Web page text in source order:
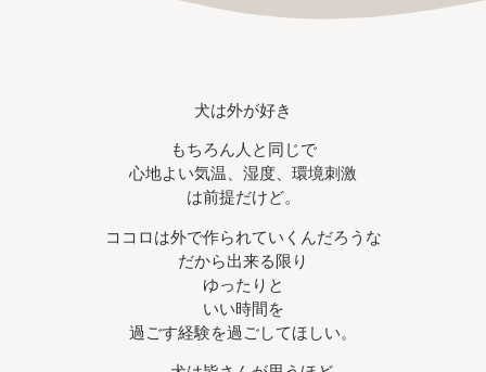
犬は外が好き
もちろん人と同じで
心地よい気温、湿度、環境刺激
は前提だけど。
ココロは外で作られていくんだろうな
だから出来る限り
ゆったりと
いい時間を
過ごす経験を過ごしてほしい。